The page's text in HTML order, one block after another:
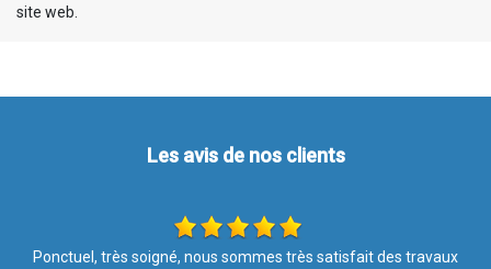
site web.
Les avis de nos clients
Les travaux ont été effectués avec soin et rapidité. Merci pour